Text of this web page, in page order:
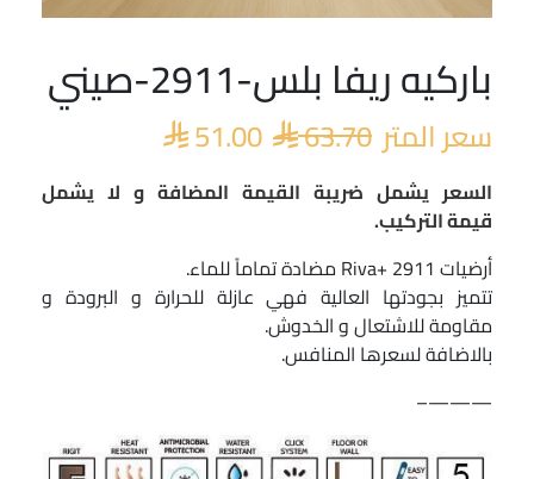
باركيه ريفا بلس-2911-صيني
سعر المتر 63.70
السعر
الأصلي
هو:
 63.70.
51.00
السعر
الحالي
هو:
 51.00.
السعر يشمل ضريبة القيمة المضافة و لا يشمل
قيمة التركيب.
أرضيات Riva+ 2911 مضادة تماماً للماء.
تتميز بجودتها العالية فهي عازلة للحرارة و البرودة و
مقاومة للاشتعال و الخدوش.
بالاضافة لسعرها المنافس.
———–